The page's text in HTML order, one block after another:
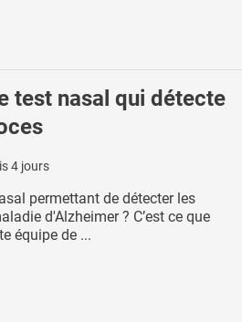
test nasal qui détecte
4 jours
permettant de détecter les
d'Alzheimer ? C’est ce que
équipe de ...